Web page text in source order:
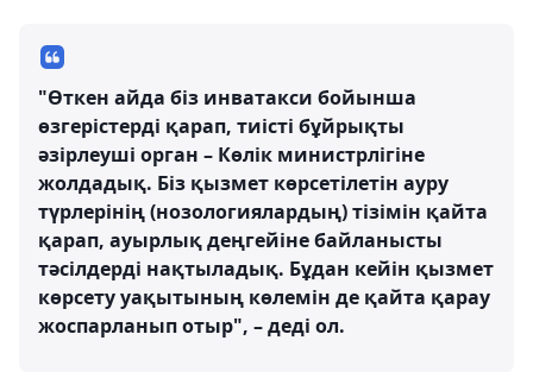
"Өткен айда біз инватакси бойынша
өзгерістерді қарап, тиісті бұйрықты
әзірлеуші орган – Көлік министрлігіне
жолдадық. Біз қызмет көрсетілетін ауру
түрлерінің (нозологиялардың) тізімін қайта
қарап, ауырлық деңгейіне байланысты
тәсілдерді нақтыладық. Бұдан кейін қызмет
көрсету уақытының көлемін де қайта қарау
жоспарланып отыр", – деді ол.